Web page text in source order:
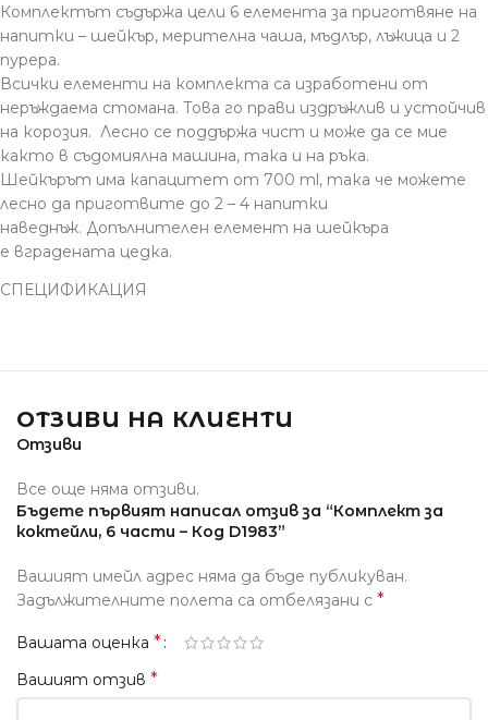
Комплектът съдържа цели 6 елемента за приготвяне на
напитки – шейкър, мерителна чаша, мъдлър, лъжица и 2
пурера.
Всички елементи на комплекта са изработени от
неръждаема стомана. Това го прави издръжлив и устойчив
на корозия. Лесно се поддържа чист и може да се мие
както в съдомиялна машина, така и на ръка.
Шейкърът има капацитет от 700 ml, така че можете
лесно да приготвите до 2 – 4 напитки
наведнъж. Допълнителен елемент на шейкъра
е вградената цедка.
СПЕЦИФИКАЦИЯ
ОТЗИВИ НА КЛИЕНТИ
Отзиви
Все още няма отзиви.
Бъдете първият написал отзив за “Комплект за
коктейли, 6 части – Код D1983”
Вашият имейл адрес няма да бъде публикуван.
Задължителните полета са отбелязани с *
Вашата оценка *
Вашият отзив *